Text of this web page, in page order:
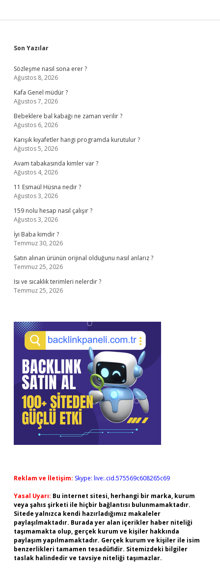
Sidebar
Son Yazılar
Sözleşme nasıl sona erer ?
Ağustos 8, 2026
Kafa Genel müdür ?
Ağustos 7, 2026
Bebeklere bal kabağı ne zaman verilir ?
Ağustos 6, 2026
Karışık kıyafetler hangi programda kurutulur ?
Ağustos 5, 2026
Avam tabakasında kimler var ?
Ağustos 4, 2026
11 Esmaül Hüsna nedir ?
Ağustos 3, 2026
159 nolu hesap nasıl çalışır ?
Ağustos 3, 2026
İyi Baba kimdir ?
Temmuz 30, 2026
Satın alınan ürünün orijinal olduğunu nasıl anlarız ?
Temmuz 25, 2026
Isı ve sıcaklık terimleri nelerdir ?
Temmuz 25, 2026
Reklam ve İletişim: Skype: live:.cid.575569c608265c69
Yasal Uyarı: Bu internet sitesi, herhangi bir marka, kurum
veya şahıs şirketi ile hiçbir bağlantısı bulunmamaktadır.
Sitede yalnızca kendi hazırladığımız makaleler
paylaşılmaktadır. Burada yer alan içerikler haber niteliği
taşımamakta olup, gerçek kurum ve kişiler hakkında
paylaşım yapılmamaktadır. Gerçek kurum ve kişiler ile isim
benzerlikleri tamamen tesadüfidir. Sitemizdeki bilgiler
taslak halindedir ve tavsiye niteliği taşımazlar.